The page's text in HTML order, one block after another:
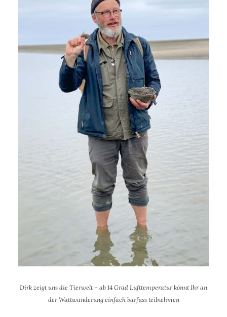
Dirk zeigt uns die Tierwelt – ab 14 Grad Lufttemperatur könnt Ihr an
der Wattwanderung einfach barfuss teilnehmen